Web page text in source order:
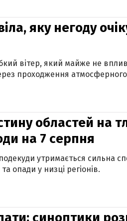
яку негоду
вітер, який майже не
проходження
областей на
на 7 серпня
утримається сильна
опади у низці регіонів.
синоптики